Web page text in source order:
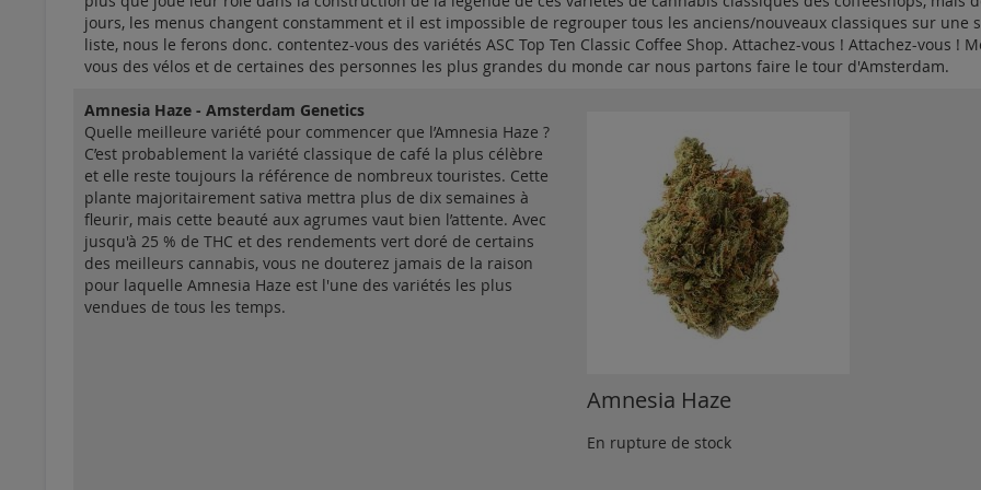
jours, les menus changent constamment et il est impossible de regrouper tous les anciens/nouveaux classiques sur une
liste, nous le ferons donc. contentez-vous des variétés ASC Top Ten Classic Coffee Shop. Attachez-vous ! Attachez-vous !
vous des vélos et de certaines des personnes les plus grandes du monde car nous partons faire le tour d'Amsterdam.
Amnesia Haze - Amsterdam Genetics
Quelle meilleure variété pour commencer que l’Amnesia Haze ?
C’est probablement la variété classique de café la plus célèbre
et elle reste toujours la référence de nombreux touristes. Cette
plante majoritairement sativa mettra plus de dix semaines à
fleurir, mais cette beauté aux agrumes vaut bien l’attente. Avec
jusqu'à 25 % de THC et des rendements vert doré de certains
des meilleurs cannabis, vous ne douterez jamais de la raison
pour laquelle Amnesia Haze est l'une des variétés les plus
vendues de tous les temps.
Amnesia Haze
En rupture de stock